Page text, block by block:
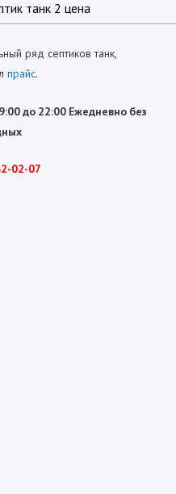
ряд септиков танк,
прайс.
до 22:00 Ежедневно без
02-07